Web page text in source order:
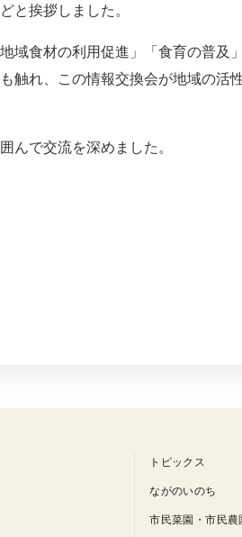
と挨拶しました。
域食材の利用促進」「食育の普及
触れ、この情報交換会が地域の活
んで交流を深めました。
トピックス
ながのいのち
市民菜園・市民農